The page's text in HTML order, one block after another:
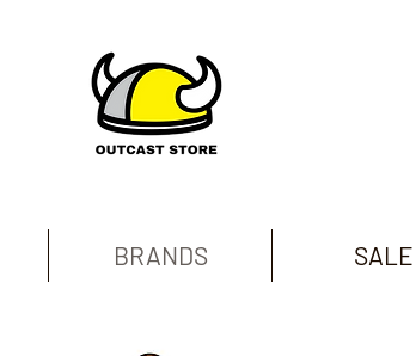
BRANDS SALE